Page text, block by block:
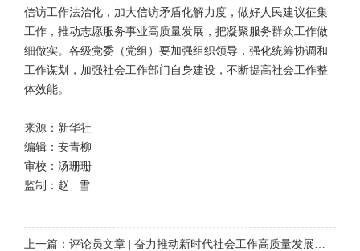
信访工作法治化，加大信访矛盾化解力度，做好人民建议征集
工作，推动志愿服务事业高质量发展，把凝聚服务群众工作做
细做实。各级党委（党组）要加强组织领导，强化统筹协调和
工作谋划，加强社会工作部门自身建设，不断提高社会工作整
体效能。
来源：新华社
编辑：安青柳
审校：汤珊珊
监制：赵 雪
上一篇：评论员文章 | 奋力推动新时代社会工作高质量发展——论贯彻落实全国社会工作部长会议精神